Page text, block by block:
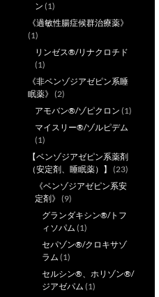
ン (1)
《過敏性腸症候群治療薬》
(1)
リンゼス®/リナクロチド
(1)
《非ベンゾジアゼピン系睡
眠薬》 (2)
アモバン®/ゾピクロン (1)
マイスリー®/ゾルピデム
(1)
【ベンゾジアゼピン系薬剤
（安定剤、睡眠薬）】
(23)
《ベンゾジアゼピン系安
定剤》 (9)
グランダキシン®/トフ
ィソパム (1)
セパゾン®/クロキサゾ
ラム (1)
セルシン®、ホリゾン®/
ジアゼパム (1)